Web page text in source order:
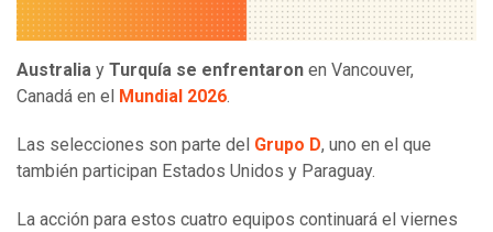
Australia y Turquía se enfrentaron en Vancouver,
Canadá en el
Mundial 2026.
Las selecciones son parte del Grupo D, uno en el que
también participan Estados Unidos y Paraguay.
La acción para estos cuatro equipos continuará el viernes